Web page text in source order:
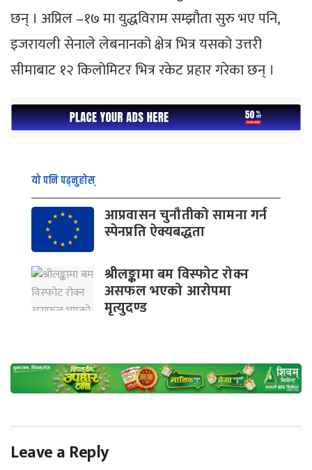
छन् । अप्रिल –१७ मा युद्धविराम सम्झौता सुरु भए पनि,
इजरायली सेनाले लेबनानको क्षेत्र भित्र यसको उत्तरी
सीमाबाट १२ किलोमिटर भित्र रकेट प्रहार गरेका छन् ।
यो पनि पढ्नुहोस्
आप्रवासन चुनौतीको सामना गर्न
स्पेनप्रति ऐक्यबद्धता
श्रीलङ्कामा बम विस्फोट रोक्न
असफल भएको आरोपमा
मृत्युदण्ड
Leave a Reply